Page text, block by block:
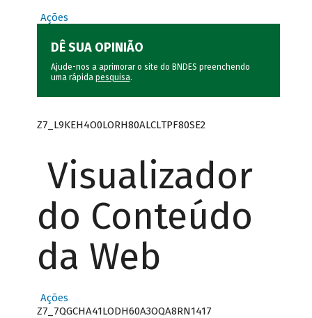
Ações
DÊ SUA OPINIÃO
Ajude-nos a aprimorar o site do BNDES preenchendo
uma rápida pesquisa.
Z7_L9KEH4O0LORH80ALCLTPF80SE2
Visualizador
do Conteúdo
da Web
Ações
Z7_7QGCHA41LODH60A3OQA8RN1417